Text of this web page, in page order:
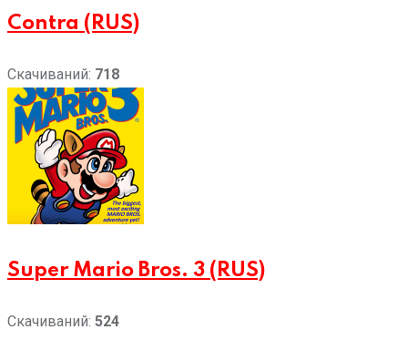
Contra (RUS)
Скачиваний: 718
Super Mario Bros. 3 (RUS)
Скачиваний: 524